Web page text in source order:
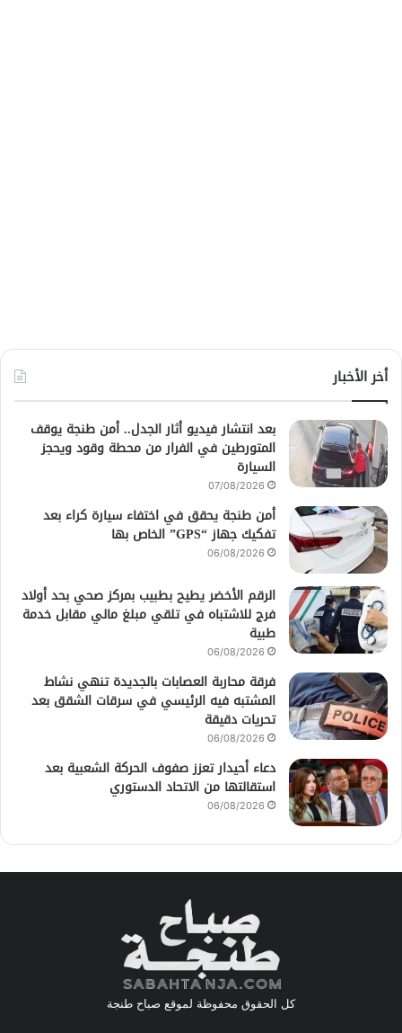
أخر الأخبار
بعد انتشار فيديو أثار الجدل.. أمن طنجة يوقف
المتورطين في الفرار من محطة وقود ويحجز
السيارة
07/08/2026
أمن طنجة يحقق في اختفاء سيارة كراء بعد
تفكيك جهاز “GPS” الخاص بها
06/08/2026
الرقم الأخضر يطيح بطبيب بمركز صحي بحد أولاد
فرج للاشتباه في تلقي مبلغ مالي مقابل خدمة
طبية
06/08/2026
فرقة محاربة العصابات بالجديدة تنهي نشاط
المشتبه فيه الرئيسي في سرقات الشقق بعد
تحريات دقيقة
06/08/2026
دعاء أحيدار تعزز صفوف الحركة الشعبية بعد
استقالتها من الاتحاد الدستوري
06/08/2026
كل الحقوق محفوظة لموقع صباح طنجة